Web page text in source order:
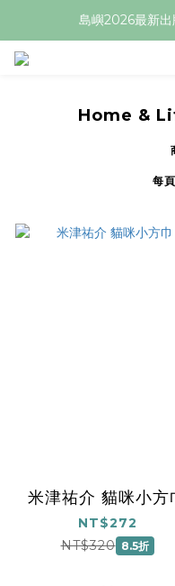
島嶼2026最新出
Home &
每
米津祐介 貓咪小方
NT$272
NT$320 8.5折